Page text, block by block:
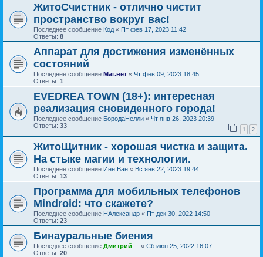
ЖитоСчистник - отлично чистит
пространство вокруг вас!
Последнее сообщение Код « Пт фев 17, 2023 11:42
Ответы: 8
Аппарат для достижения изменённых
состояний
Последнее сообщение Маг.нет « Чт фев 09, 2023 18:45
Ответы: 1
EVEDREA TOWN (18+): интересная
реализация сновиденного города!
Последнее сообщение БородаНелли « Чт янв 26, 2023 20:39
Ответы: 33 1 2
ЖитоЩитник - хорошая чистка и защита.
На стыке магии и технологии.
Последнее сообщение Инн Ван « Вс янв 22, 2023 19:44
Ответы: 13
Программа для мобильных телефонов
Mindroid: что скажете?
Последнее сообщение НАлександр « Пт дек 30, 2022 14:50
Ответы: 23
Бинауральные биения
Последнее сообщение Дмитрий__ « Сб июн 25, 2022 16:07
Ответы: 20